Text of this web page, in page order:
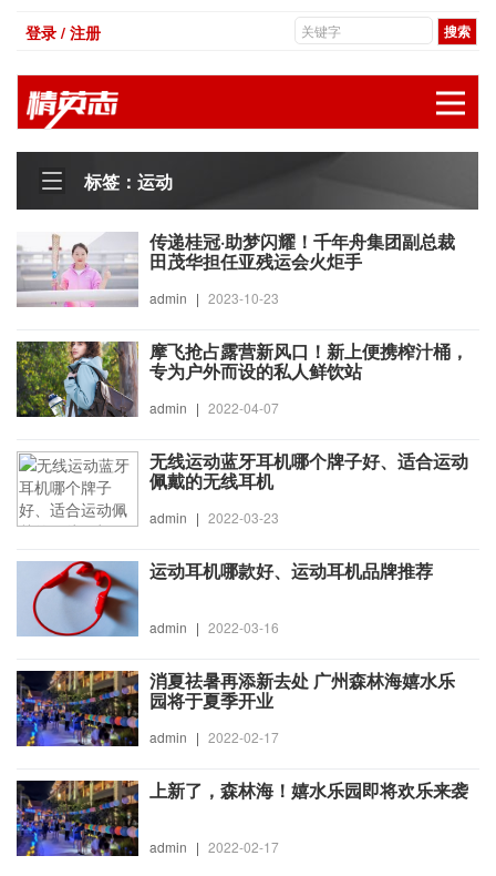
登录 / 注册
标签：运动
传递桂冠·助梦闪耀！千年舟集团副总裁
田茂华担任亚残运会火炬手
admin | 2023-10-23
摩飞抢占露营新风口！新上便携榨汁桶，
专为户外而设的私人鲜饮站
admin | 2022-04-07
无线运动蓝牙耳机哪个牌子好、适合运动
佩戴的无线耳机
admin | 2022-03-23
运动耳机哪款好、运动耳机品牌推荐
admin | 2022-03-16
消夏祛暑再添新去处 广州森林海嬉水乐
园将于夏季开业
admin | 2022-02-17
上新了，森林海！嬉水乐园即将欢乐来袭
admin | 2022-02-17